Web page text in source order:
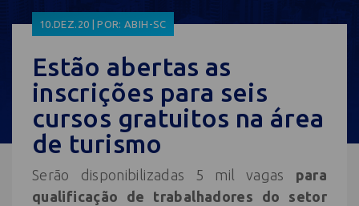
10.DEZ.20 | POR: ABIH-SC
Estão abertas as
inscrições para seis
cursos gratuitos na área
de turismo
Serão disponibilizadas 5 mil vagas para
qualificação de trabalhadores do setor